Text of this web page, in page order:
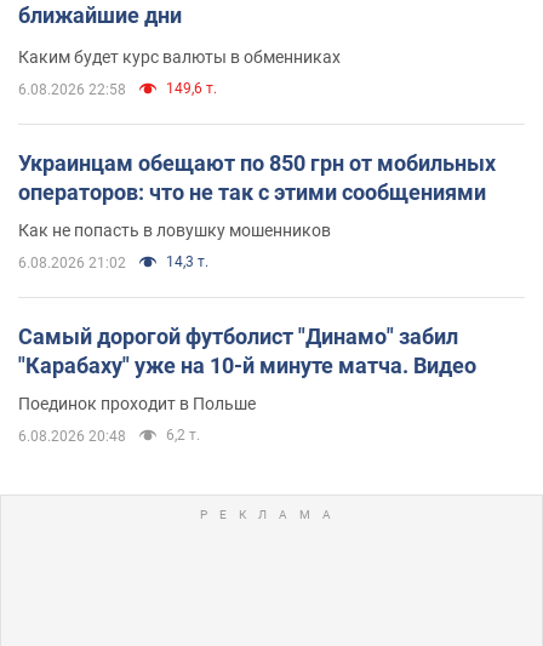
ближайшие дни
Каким будет курс валюты в обменниках
6.08.2026 22:58 149,6 т.
Украинцам обещают по 850 грн от мобильных
операторов: что не так с этими сообщениями
Как не попасть в ловушку мошенников
6.08.2026 21:02 14,3 т.
Самый дорогой футболист "Динамо" забил
"Карабаху" уже на 10-й минуте матча. Видео
Поединок проходит в Польше
6.08.2026 20:48 6,2 т.